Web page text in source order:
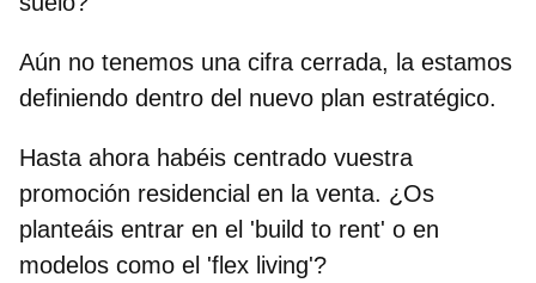
Aún no tenemos una cifra cerrada, la estamos
definiendo dentro del nuevo plan estratégico.
Hasta ahora habéis centrado vuestra
promoción residencial en la venta. ¿Os
planteáis entrar en el 'build to rent' o en
modelos como el 'flex living'?